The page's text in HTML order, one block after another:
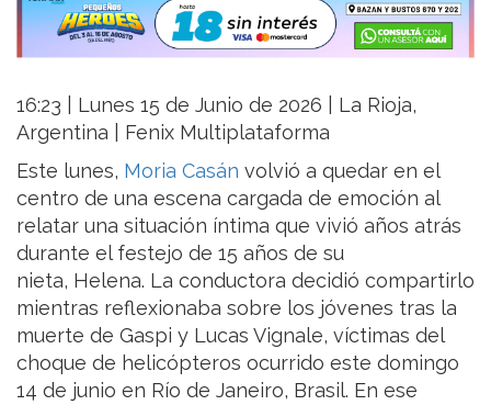
16:23 | Lunes 15 de Junio de 2026 | La Rioja,
Argentina | Fenix Multiplataforma
Este lunes, Moria Casán volvió a quedar en el
centro de una escena cargada de emoción al
relatar una situación íntima que vivió años atrás
durante el festejo de 15 años de su
nieta, Helena. La conductora decidió compartirlo
mientras reflexionaba sobre los jóvenes tras la
muerte de Gaspi y Lucas Vignale, víctimas del
choque de helicópteros ocurrido este domingo
14 de junio en Río de Janeiro, Brasil. En ese